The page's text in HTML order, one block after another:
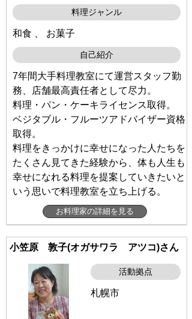
料理ジャンル
和食 、 お菓子
自己紹介
7年間大手料理教室にて運営スタッフ勤
務、店舗最高責任者として尽力。
料理・パン・ケーキライセンス取得。
ベジタブル・フルーツアドバイザー資格
取得。
料理をきっかけに幸せになった人たちを
たくさん見てきた経験から、体も人生も
幸せになれる料理を提案していきたいと
いう思いで料理教室を立ち上げる。
お料理家の詳細を見る
小笠原 敦子(オガサワラ アツコ)さん
活動拠点
札幌市